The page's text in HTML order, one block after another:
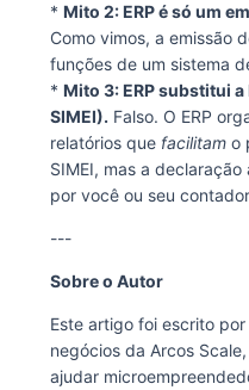
* Mito 2: ERP é só um
Como vimos, a emissão
funções de um sistema
* Mito 3: ERP substitui
SIMEI). Falso. O ERP
relatórios que facilitamo
SIMEI, mas a
por você ou seu
---
Sobre o Autor
Este artigo foi escrito
negócios da Arcos
ajudar